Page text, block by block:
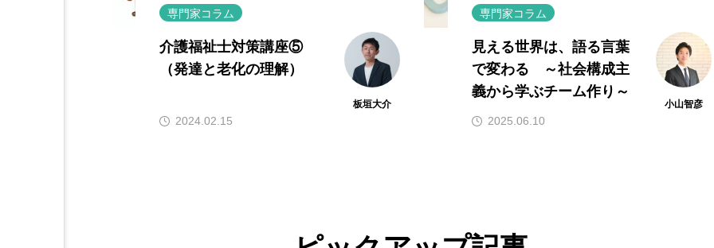
専門家コラム
介護福祉士対策講座⑤
（発達と老化の理解）
板垣大介
2024.02.15
専門家コラム
見える世界は、語る言葉
で変わる ～社会構成主
義から学ぶチーム作り～
小山智彦
2025.06.10